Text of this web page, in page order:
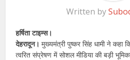
Written by
हर्षिता टाइम्स।
देहरादून। मुख्यमंत्री पुष्कर सिंह धामी ने
त्वरित संप्रेषण में सोशल मीडिया की बड़ी